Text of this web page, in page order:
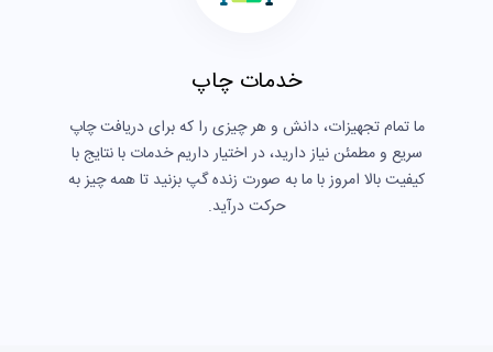
خدمات چاپ
ما تمام تجهیزات، دانش و هر چیزی را که برای دریافت چاپ
سریع و مطمئن نیاز دارید، در اختیار داریم خدمات با نتایج با
کیفیت بالا امروز با ما به صورت زنده گپ بزنید تا همه چیز به
حرکت درآید.